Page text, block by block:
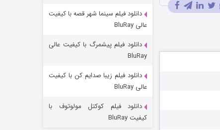
جادوگری در مغولستان
دانلود فیلم سینما شهر قصه با کیفیت
عالی BluRay
دانلود فیلم پیشمرگ با کیفیت عالی
BluRay
دانلود فیلم زیبا صدایم کن با کیفیت
عالی BluRay
دانلود فیلم کوکتل مولوتوف با
کیفیت BluRay